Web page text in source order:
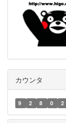
カウンタ
9 2 8 0 2